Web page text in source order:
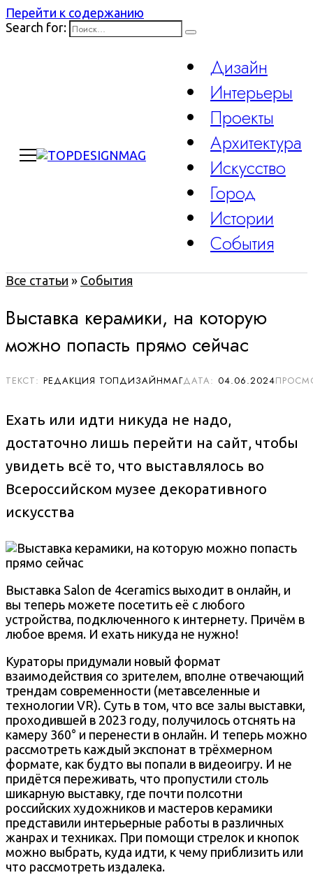
Перейти к содержанию
Search for:
Дизайн
Интерьеры
Проекты
Архитектура
Искусство
Город
Истории
События
Все статьи » События
Выставка керамики, на которую
можно попасть прямо сейчас
РЕДАКЦИЯ ТОПДИЗАЙНМАГ 04.06.2024
Ехать или идти никуда не надо,
достаточно лишь перейти на сайт, чтобы
увидеть всё то, что выставлялось во
Всероссийском музее декоративного
искусства
Выставка Salon de 4ceramics выходит в онлайн, и
вы теперь можете посетить её с любого
устройства, подключенного к интернету. Причём в
любое время. И ехать никуда не нужно!
Кураторы придумали новый формат
взаимодействия со зрителем, вполне отвечающий
трендам современности (метавселенные и
технологии VR). Суть в том, что все залы выставки,
проходившей в 2023 году, получилось отснять на
камеру 360° и перенести в онлайн. И теперь можно
рассмотреть каждый экспонат в трёхмерном
формате, как будто вы попали в видеоигру. И не
придётся переживать, что пропустили столь
шикарную выставку, где почти полсотни
российских художников и мастеров керамики
представили интерьерные работы в различных
жанрах и техниках. При помощи стрелок и кнопок
можно выбрать, куда идти, к чему приблизить или
что рассмотреть издалека.